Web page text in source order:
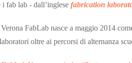
i fab lab - dall’inglese fabrication
FabLab nasce a maggio 2014
oltre ai percorsi di alternanza